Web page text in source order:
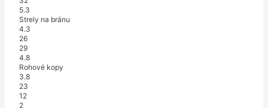
5.3
Strely na bránu
4.3
26
29
4.8
Rohové kopy
3.8
23
12
2